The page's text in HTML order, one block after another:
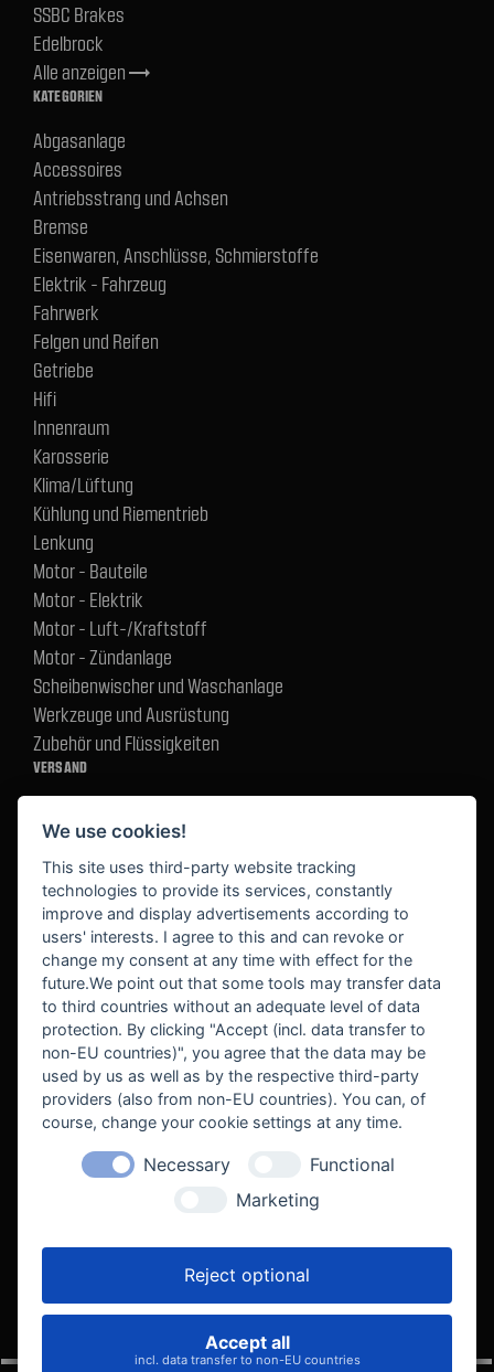
SSBC Brakes
Edelbrock
Alle anzeigentrending_flat
KATEGORIEN
Abgasanlage
Accessoires
Antriebsstrang und Achsen
Bremse
Eisenwaren, Anschlüsse, Schmierstoffe
Elektrik - Fahrzeug
Fahrwerk
Felgen und Reifen
Getriebe
Hifi
Innenraum
Karosserie
Klima/Lüftung
Kühlung und Riementrieb
Lenkung
Motor - Bauteile
Motor - Elektrik
Motor - Luft-/Kraftstoff
Motor - Zündanlage
Scheibenwischer und Waschanlage
Werkzeuge und Ausrüstung
Zubehör und Flüssigkeiten
VERSAND
BEKANNT AUS
We use cookies!
This site uses third-party website tracking
technologies to provide its services, constantly
improve and display advertisements according to
users' interests. I agree to this and can revoke or
change my consent at any time with effect for the
future.We point out that some tools may transfer data
to third countries without an adequate level of data
protection. By clicking "Accept (incl. data transfer to
non-EU countries)", you agree that the data may be
used by us as well as by the respective third-party
providers (also from non-EU countries). You can, of
course, change your cookie settings at any time.
Necessary
Functional
Marketing
Reject optional
Accept all
incl. data transfer to non-EU countries